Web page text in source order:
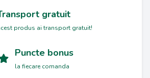
gratuit
produs ai transport gratuit!
Puncte bonus
la fiecare comanda